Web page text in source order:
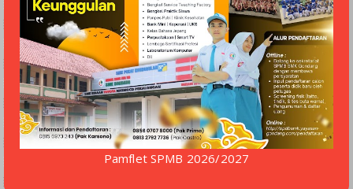
Pamflet SPMB 2026/2027